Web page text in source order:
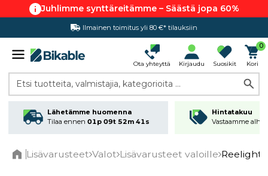
Juhlimme synttäreitämme – Säästä jopa 60%
Ota yhteyttä Kirjaudu Suosikit
0
Kori
Etsi tuotteita, valmistajia, kategorioita ...
Lähetämme huomenna
Tilaa ennen 01p 09t 52m 41s
Hintatakuu
Vastaamme
Lisävarusteet Valot Lisävarusteet valoille Reelight